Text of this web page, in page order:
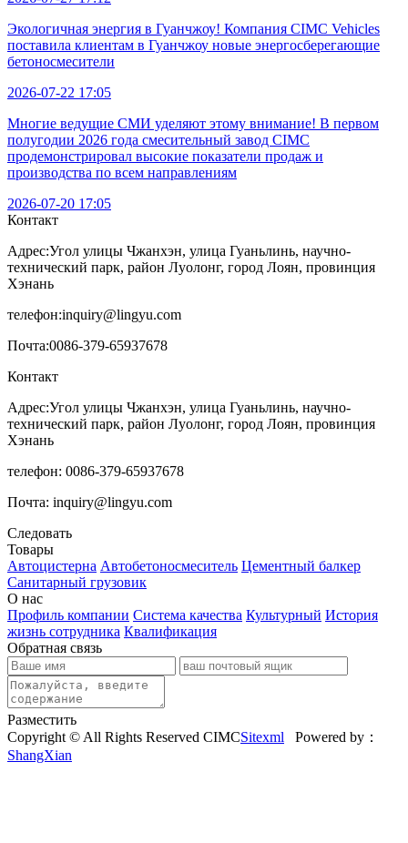
Экологичная энергия в Гуанчжоу! Компания CIMC Vehicles
поставила клиентам в Гуанчжоу новые энергосберегающие
бетоносмесители
2026-07-22 17:05
Многие ведущие СМИ уделяют этому внимание! В первом
полугодии 2026 года смесительный завод CIMC
продемонстрировал высокие показатели продаж и
производства по всем направлениям
2026-07-20 17:05
Контакт
Адрес:Угол улицы Чжанхэн, улица Гуаньлинь, научно-
технический парк, район Луолонг, город Лоян, провинция
Хэнань
телефон:inquiry@lingyu.com
Почта:0086-379-65937678
Контакт
Адрес:Угол улицы Чжанхэн, улица Гуаньлинь, научно-
технический парк, район Луолонг, город Лоян, провинция
Хэнань
телефон: 0086-379-65937678
Почта: inquiry@lingyu.com
Следовать
Товары
Автоцистерна Автобетоносмеситель Цементный балкер
Санитарный грузовик
О нас
Профиль компании Система качества Культурный История
жизнь сотрудника Квалификация
Обратная связь
Разместить
Copyright © All Rights Reserved CIMCSitexml Powered by：
ShangXian